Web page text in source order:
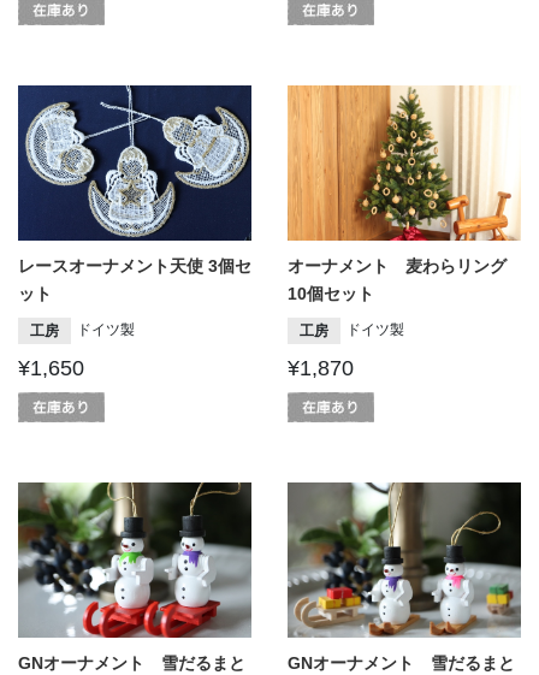
レースオーナメント天使 3個セ
ット
工房 ドイツ製
¥1,650
オーナメント 麦わらリング
10個セット
工房 ドイツ製
¥1,870
GNオーナメント 雪だるまと
GNオーナメント 雪だるまと